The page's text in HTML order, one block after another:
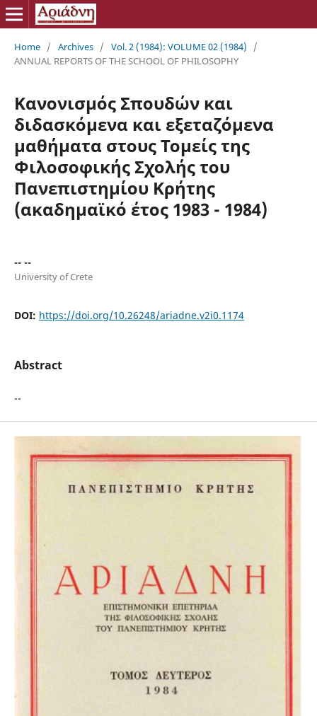
Home / Archives / Vol. 2 (1984): VOLUME 02 (1984)
/
ANNUAL REPORTS OF THE SCHOOL OF PHILOSOPHY
Κανονισμός Σπουδών και
διδασκόμενα και εξεταζόμενα
μαθήματα στους Τομείς της
Φιλοσοφικής Σχολής του
Πανεπιστημίου Κρήτης
(ακαδημαϊκό έτος 1983 - 1984)
-- --
University of Crete
DOI: https://doi.org/10.26248/ariadne.v2i0.1174
Abstract
--